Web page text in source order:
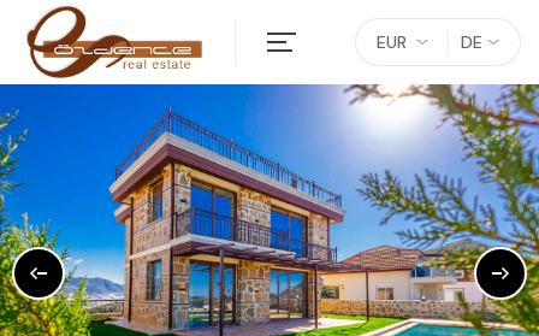
DE
EUR